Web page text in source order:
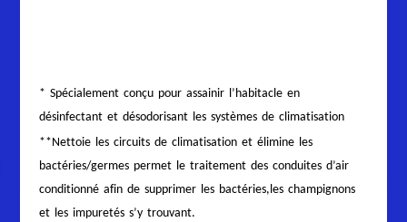
* Spécialement conçu pour assainir l’habitacle en
désinfectant et désodorisant les systèmes de climatisation
**Nettoie les circuits de climatisation et élimine les
bactéries/germes permet le traitement des conduites d’air
conditionné afin de supprimer les bactéries,les champignons
et les impuretés s’y trouvant.